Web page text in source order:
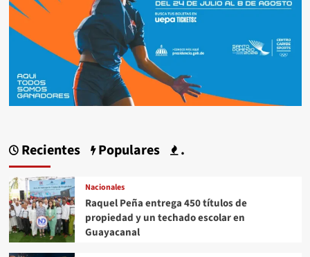
Recientes Populares .
Nacionales
Raquel Peña entrega 450 títulos de
propiedad y un techado escolar en
Guayacanal